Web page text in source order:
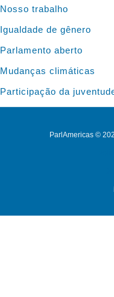
Nosso trabalho
Igualdade de gênero
Parlamento aberto
Mudanças climáticas
Participação da
ParlAmericas ©